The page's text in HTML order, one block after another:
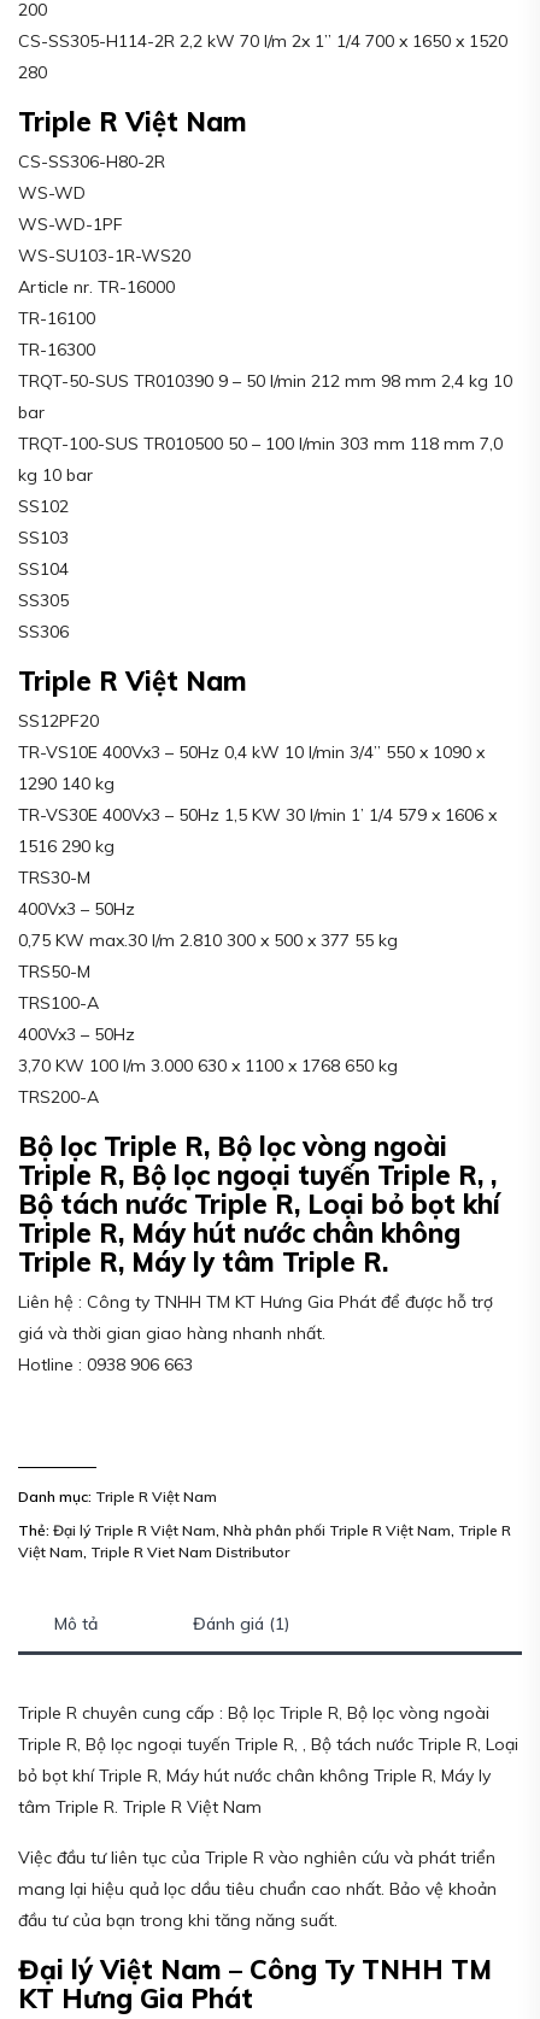
200
CS-SS305-H114-2R 2,2 kW 70 l/m 2x 1’’ 1/4 700 x 1650 x 1520
280
Triple R Việt Nam
CS-SS306-H80-2R
WS-WD
WS-WD-1PF
WS-SU103-1R-WS20
Article nr. TR-16000
TR-16100
TR-16300
TRQT-50-SUS TR010390 9 – 50 l/min 212 mm 98 mm 2,4 kg 10
bar
TRQT-100-SUS TR010500 50 – 100 l/min 303 mm 118 mm 7,0
kg 10 bar
SS102
SS103
SS104
SS305
SS306
Triple R Việt Nam
SS12PF20
TR-VS10E 400Vx3 – 50Hz 0,4 kW 10 l/min 3/4” 550 x 1090 x
1290 140 kg
TR-VS30E 400Vx3 – 50Hz 1,5 KW 30 l/min 1’ 1/4 579 x 1606 x
1516 290 kg
TRS30-M
400Vx3 – 50Hz
0,75 KW max.30 l/m 2.810 300 x 500 x 377 55 kg
TRS50-M
TRS100-A
400Vx3 – 50Hz
3,70 KW 100 l/m 3.000 630 x 1100 x 1768 650 kg
TRS200-A
Bộ lọc Triple R, Bộ lọc vòng ngoài
Triple R, Bộ lọc ngoại tuyến Triple R, ,
Bộ tách nước Triple R, Loại bỏ bọt khí
Triple R, Máy hút nước chân không
Triple R, Máy ly tâm Triple R.
Liên hệ : Công ty TNHH TM KT Hưng Gia Phát để được hỗ trợ
giá và thời gian giao hàng nhanh nhất.
Hotline : 0938 906 663
Danh mục: Triple R Việt Nam
Thẻ: Đại lý Triple R Việt Nam, Nhà phân phối Triple R Việt Nam, Triple R
Việt Nam, Triple R Viet Nam Distributor
Mô tả Đánh giá (1)
Triple R chuyên cung cấp : Bộ lọc Triple R, Bộ lọc vòng ngoài
Triple R, Bộ lọc ngoại tuyến Triple R, , Bộ tách nước Triple R, Loại
bỏ bọt khí Triple R, Máy hút nước chân không Triple R, Máy ly
tâm Triple R. Triple R Việt Nam
Việc đầu tư liên tục của Triple R vào nghiên cứu và phát triển
mang lại hiệu quả lọc dầu tiêu chuẩn cao nhất. Bảo vệ khoản
đầu tư của bạn trong khi tăng năng suất.
Đại lý Việt Nam – Công Ty TNHH TM
KT Hưng Gia Phát